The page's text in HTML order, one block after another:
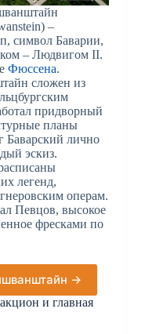
–
символ Баварии,
– Людвигом II.
Фюссена.
сложен из
придворный
планы
Баварский лично
эскиз.
легенд,
операм.
Певцов, высокое
фресками по
→
и главная